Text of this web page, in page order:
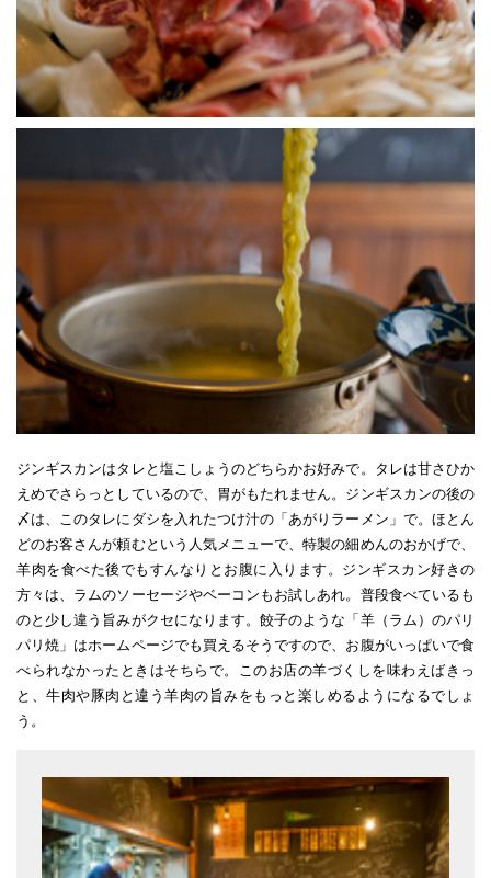
ジンギスカンはタレと塩こしょうのどちらかお好みで。タレは甘さひか
えめでさらっとしているので、胃がもたれません。ジンギスカンの後の
〆は、このタレにダシを入れたつけ汁の「あがりラーメン」で。ほとん
どのお客さんが頼むという人気メニューで、特製の細めんのおかげで、
羊肉を食べた後でもすんなりとお腹に入ります。ジンギスカン好きの
方々は、ラムのソーセージやベーコンもお試しあれ。普段食べているも
のと少し違う旨みがクセになります。餃子のような「羊（ラム）のパリ
パリ焼」はホームページでも買えるそうですので、お腹がいっぱいで食
べられなかったときはそちらで。このお店の羊づくしを味わえばきっ
と、牛肉や豚肉と違う羊肉の旨みをもっと楽しめるようになるでしょ
う。